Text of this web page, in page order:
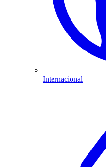
Internacional